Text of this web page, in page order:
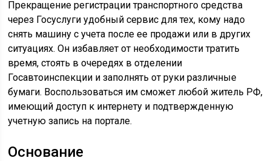
Прекращение регистрации транспортного средства
через Госуслуги удобный сервис для тех, кому надо
снять машину с учета после ее продажи или в других
ситуациях. Он избавляет от необходимости тратить
время, стоять в очередях в отделении
Госавтоинспекции и заполнять от руки различные
бумаги. Воспользоваться им сможет любой житель РФ,
имеющий доступ к интернету и подтвержденную
учетную запись на портале.
Основание